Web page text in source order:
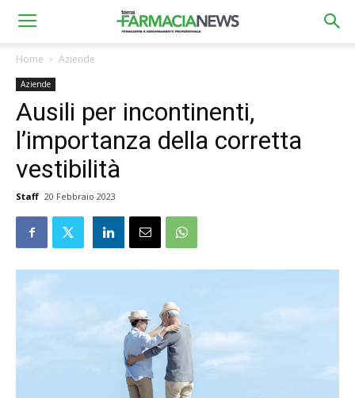
Home Aziende
Aziende
Ausili per incontinenti,
l’importanza della corretta
vestibilità
Staff 20 Febbraio 2023